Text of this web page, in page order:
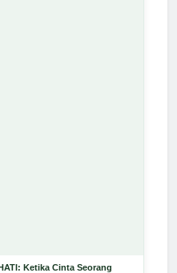
Ketika Cinta Seorang